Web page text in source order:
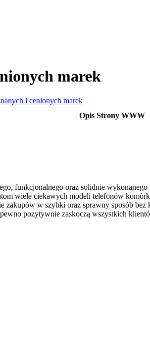
marek
i cenionych marek
Opis Strony WWW
funkcjonalnego oraz solidnie
wiele ciekawych modeli telefonów
zakupów w szybki oraz sprawny sposób
pozytywnie zaskoczą wszystkich